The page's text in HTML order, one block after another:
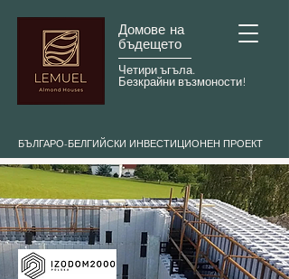
Домове на
бъдещето
Четири ъгъла.
Безкрайни възмоности!
БЪЛГАРО-БЕЛГИЙСКИ ИНВЕСТИЦИОНЕН ПРОЕКТ